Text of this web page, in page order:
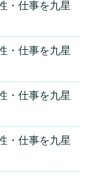
・仕事を九星
・仕事を九星
・仕事を九星
・仕事を九星